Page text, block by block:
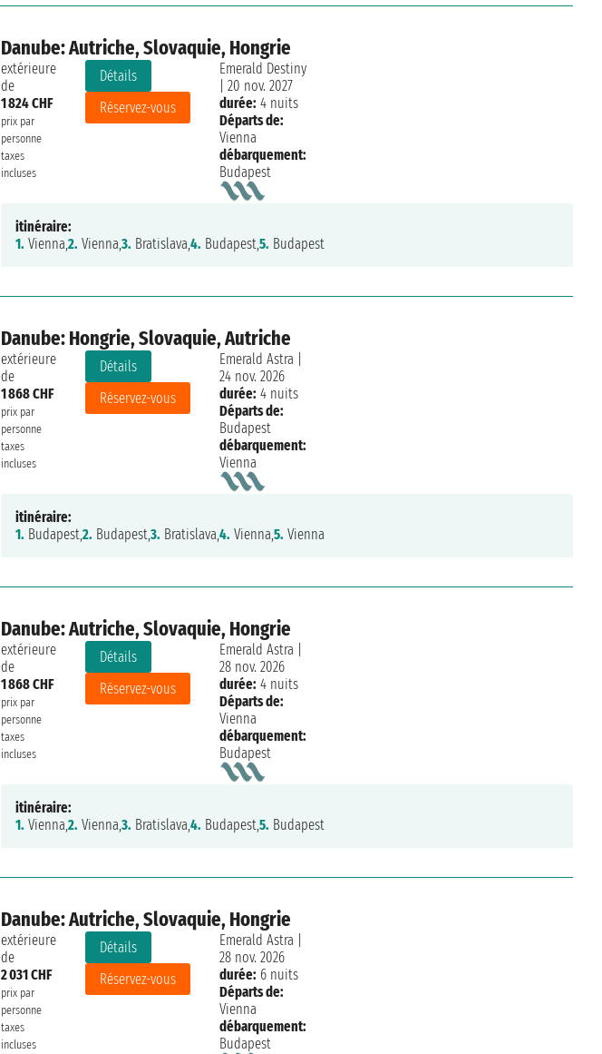
Danube: Autriche, Slovaquie, Hongrie
extérieure
de
1 824 CHF
prix par
personne
taxes
incluses
Détails
Réservez-vous
Emerald Destiny
|20 nov. 2027
durée: 4 nuits
Départs de:
Vienna
débarquement:
Budapest
itinéraire:
1. Vienna,2. Vienna,3. Bratislava,4. Budapest,5. Budapest
Danube: Hongrie, Slovaquie, Autriche
extérieure
de
1 868 CHF
prix par
personne
taxes
incluses
Détails
Réservez-vous
Emerald Astra
24 nov. 2026
durée: 4 nuits
Départs de:
Budapest
débarquement:
Vienna
itinéraire:
1. Budapest,2. Budapest,3. Bratislava,4. Vienna,5. Vienna
Danube: Autriche, Slovaquie, Hongrie
extérieure
de
1 868 CHF
prix par
personne
taxes
incluses
Détails
Réservez-vous
Emerald Astra
28 nov. 2026
durée: 4 nuits
Départs de:
Vienna
débarquement:
Budapest
itinéraire:
1. Vienna,2. Vienna,3. Bratislava,4. Budapest,5. Budapest
Danube: Autriche, Slovaquie, Hongrie
extérieure
de
2 031 CHF
prix par
personne
taxes
incluses
Détails
Réservez-vous
Emerald Astra
28 nov. 2026
durée: 6 nuits
Départs de:
Vienna
débarquement:
Budapest